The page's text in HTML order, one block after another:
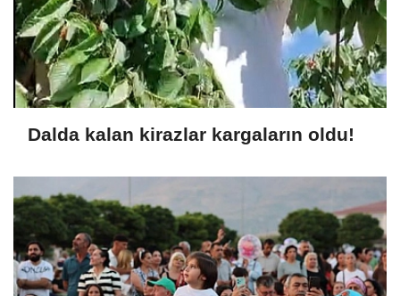
Dalda kalan kirazlar kargaların oldu!